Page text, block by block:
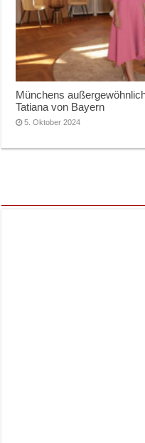
Münchens
Tatiana von Bayern
5. Oktober 2024